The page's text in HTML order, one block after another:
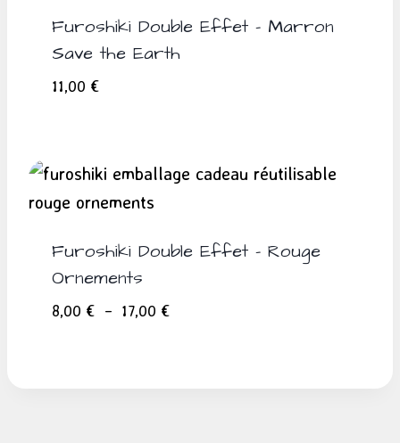
Furoshiki Double Effet – Marron
Save the Earth
11,00 €
Furoshiki Double Effet – Rouge
Ornements
8,00 € – 17,00 €